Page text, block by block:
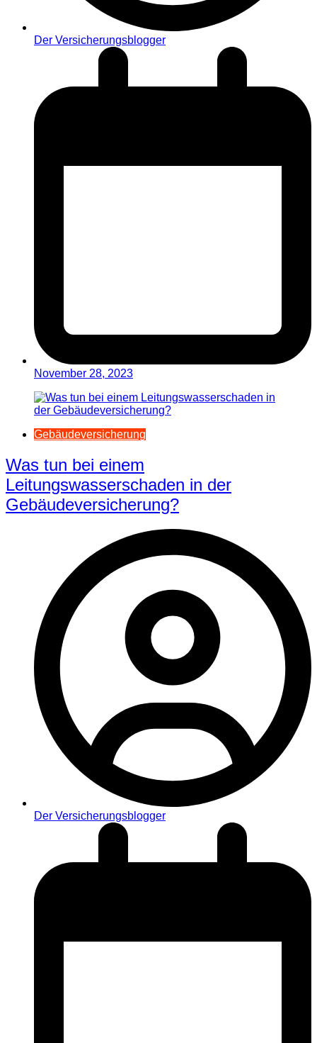
Der Versicherungsblogger
November 28, 2023
Gebäudeversicherung
Was tun bei einem
Leitungswasserschaden in der
Gebäudeversicherung?
Der Versicherungsblogger